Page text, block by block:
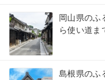
岡山県のふ
ら使い道ま
島根県のふ